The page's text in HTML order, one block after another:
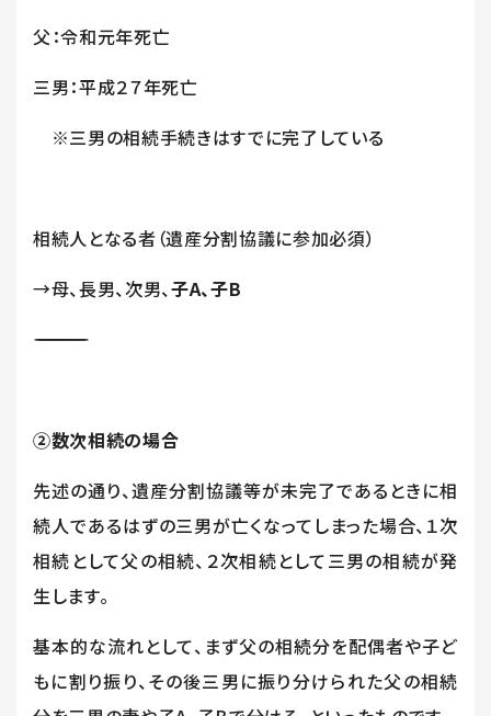
父：令和元年死亡
三男：平成２７年死亡
※三男の相続手続きはすでに完了している
相続人となる者（遺産分割協議に参加必須）
→母、長男、次男、子A、子B
―――――――――――――――――――――――
②数次相続の場合
先述の通り、遺産分割協議等が未完了であるときに相
続人であるはずの三男が亡くなってしまった場合、１次
相続として父の相続、２次相続として三男の相続が発
生します。
基本的な流れとして、まず父の相続分を配偶者や子ど
もに割り振り、その後三男に振り分けられた父の相続